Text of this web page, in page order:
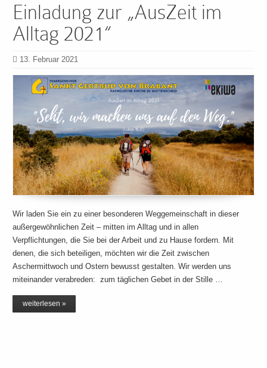
Einladung zur „AusZeit im
Alltag 2021“
13. Februar 2021
Wir laden Sie ein zu einer besonderen Weggemeinschaft in dieser
außergewöhnlichen Zeit – mitten im Alltag und in allen
Verpflichtungen, die Sie bei der Arbeit und zu Hause fordern. Mit
denen, die sich beteiligen, möchten wir die Zeit zwischen
Aschermittwoch und Ostern bewusst gestalten. Wir werden uns
miteinander verabreden: zum täglichen Gebet in der Stille …
weiterlesen »